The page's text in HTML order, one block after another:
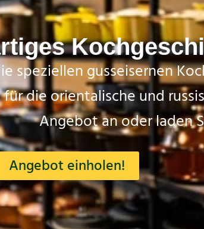
speziellen gusseisernen
die orientalische und
Angebot an oder laden
Angebot einholen!